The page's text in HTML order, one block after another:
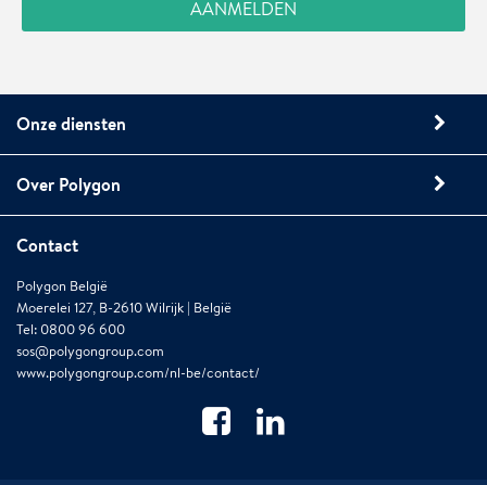
Onze diensten
Over Polygon
Contact
Polygon België
Moerelei 127, B-2610 Wilrijk | België
Tel: 0800 96 600
sos@polygongroup.com
www.polygongroup.com/nl-be/contact/